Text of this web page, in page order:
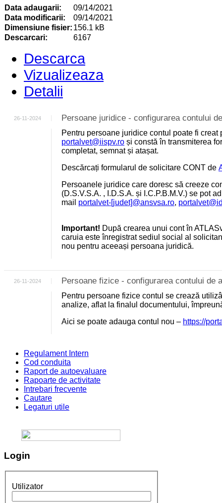
Data adaugarii:
09/14/2021
Data modificarii:
09/14/2021
Dimensiune fisier: 156.1 kB
Descarcari:
6167
Descarca
Vizualizeaza
Detalii
26-11-2024 Persoane juridice - configurarea contului
Pentru persoane juridice contul poate fi
portalvet@iispv.ro și constă în transmiterea
completat, semnat și atașat.
Descărcați formularul de solicitare CONT de
Persoanele juridice care doresc să creeze
(D.S.V.S.A. , I.D.S.A. și I.C.P.B.M.V.) se pot
mail portalvet-[judet]@ansvsa.ro,
Important! După crearea unui cont în
caruia este înregistrat sediul social al
nou pentru aceeași persoana juridică.
26-11-2024 Persoane fizice - configurarea contului de
Pentru persoane fizice contul se crează
analize, aflat la finalul documentului,
Aici se poate adauga contul nou – https://
Regulament Intern
Cod conduita
Raport de autoevaluare
Rapoarte de activitate
Intrebari frecvente
Cautare
Legaturi utile
Login
Utilizator